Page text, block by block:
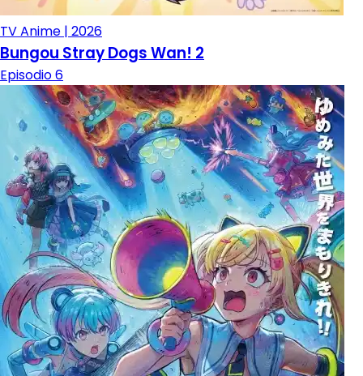
TV Anime | 2026
Bungou Stray Dogs Wan! 2
Episodio 6